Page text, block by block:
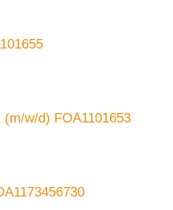
w/d) FOA1101653